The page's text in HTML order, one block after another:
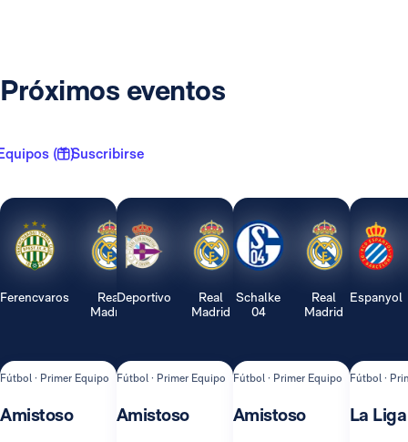
Próximos eventos
( 1 )Suscribirse
Ferencvaros
Real
Madrid
Fútbol · Primer Equipo
Amistoso
Deportivo
Real
Madrid
Fútbol · Primer Equipo
Amistoso
Schalke
04
Real
Madrid
Fútbol · Primer Equipo
Amistoso
Espanyol
Fútbol ·
La Liga